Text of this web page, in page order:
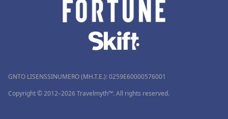
GNTO LISENSSINUMERO (MH.T.E.): 0259Ε60000576001
Copyright © 2012–2026 Travelmyth™. All rights reserved.